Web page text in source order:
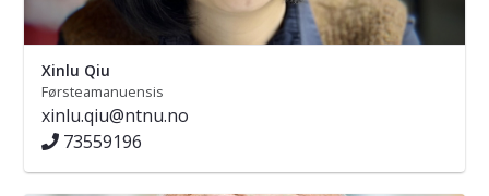
Xinlu Qiu
Førsteamanuensis
xinlu.qiu@ntnu.no
73559196